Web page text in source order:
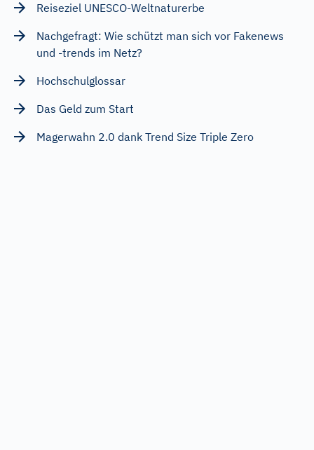
Reiseziel UNESCO-Weltnaturerbe
Nachgefragt: Wie schützt man sich vor Fakenews
und -trends im Netz?
Hochschulglossar
Das Geld zum Start
Magerwahn 2.0 dank Trend Size Triple Zero